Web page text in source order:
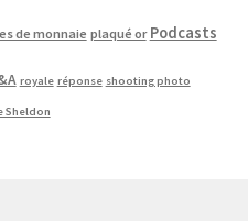
de monnaie plaqué or Podcasts
royale réponse shooting photo
Sheldon